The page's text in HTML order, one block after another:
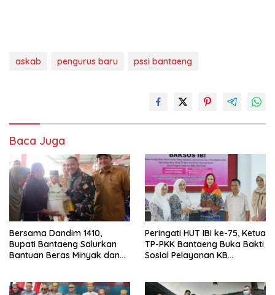
askab pengurus baru pssi bantaeng
Baca Juga
Bersama Dandim 1410,
Bupati Bantaeng Salurkan
Bantuan Beras Minyak dan
Garuda
Peringati HUT IBI ke-75, Ketua
TP-PKK Bantaeng Buka Bakti
Sosial Pelayanan KB